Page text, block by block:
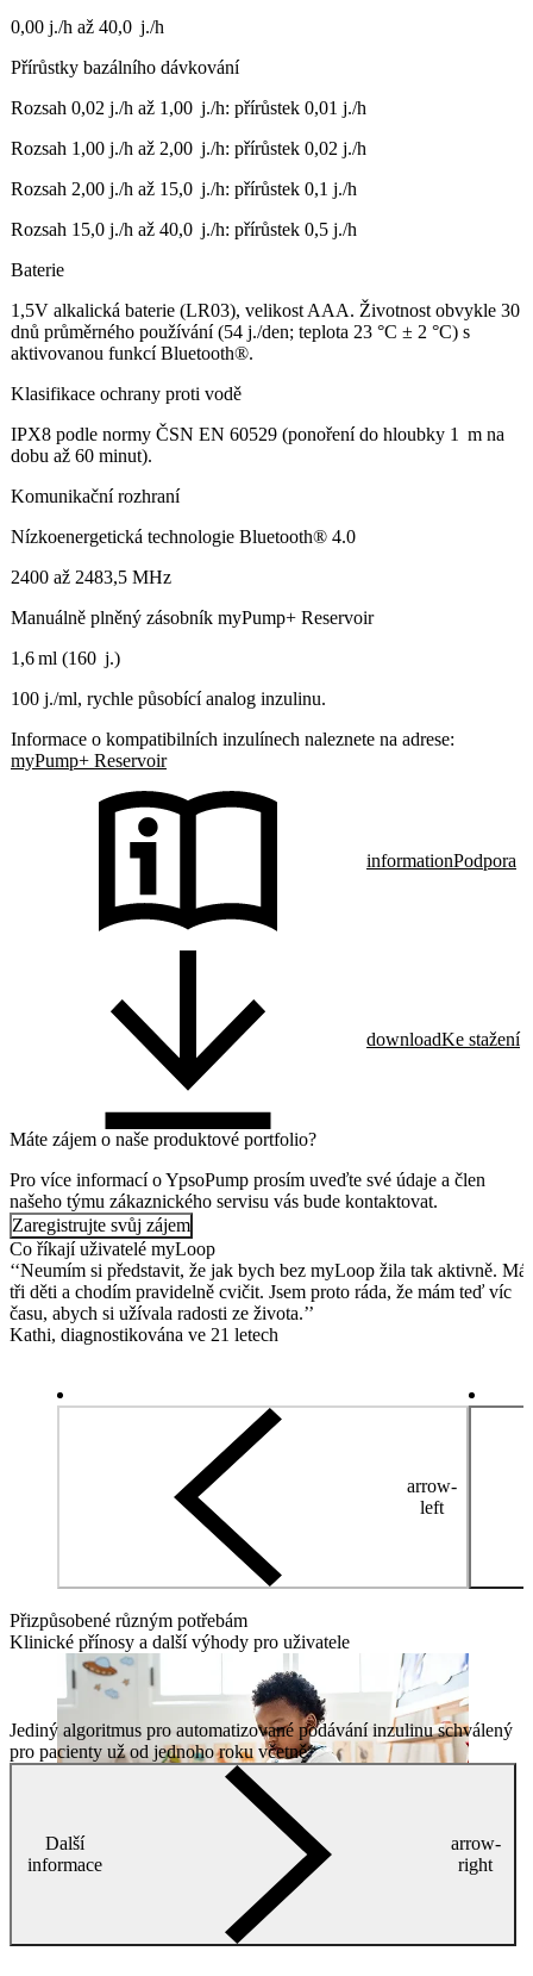
0,00 j./h až 40,0 j./h
Přírůstky bazálního dávkování
Rozsah 0,02 j./h až 1,00 j./h: přírůstek 0,01 j./h
Rozsah 1,00 j./h až 2,00 j./h: přírůstek 0,02 j./h
Rozsah 2,00 j./h až 15,0 j./h: přírůstek 0,1 j./h
Rozsah 15,0 j./h až 40,0 j./h: přírůstek 0,5 j./h
Baterie
1,5V alkalická baterie (LR03), velikost AAA. Životnost obvykle 30
dnů průměrného používání (54 j./den; teplota 23 °C ± 2 °C) s
aktivovanou funkcí Bluetooth®.
Klasifikace ochrany proti vodě
IPX8 podle normy ČSN EN 60529 (ponoření do hloubky 1 m na
dobu až 60 minut).
Komunikační rozhraní
Nízkoenergetická technologie Bluetooth® 4.0
2400 až 2483,5 MHz
Manuálně plněný zásobník myPump+ Reservoir
1,6 ml (160 j.)
100 j./ml, rychle působící analog inzulinu.
Informace o kompatibilních inzulínech naleznete na adrese:
myPump+ Reservoir
informationPodpora
downloadKe stažení
Máte zájem o naše produktové portfolio?
Pro více informací o YpsoPump prosím uveďte své údaje a člen
našeho týmu zákaznického servisu vás bude kontaktovat.
Zaregistrujte svůj zájem
Co říkají uživatelé myLoop
‘‘Neumím si představit, že jak bych bez myLoop žila tak aktivně.
tři děti a chodím pravidelně cvičit. Jsem proto ráda, že mám teď víc
času, abych si užívala radosti ze života.’’
Kathi, diagnostikována ve 21 letech
arrow-
left
Přizpůsobené různým potřebám
Klinické přínosy a další výhody pro uživatele
Jediný algoritmus pro automatizované podávání inzulinu schválený
pro pacienty už od jednoho roku včetně*
Další
informace
arrow-
right